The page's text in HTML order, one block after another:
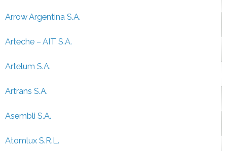
Arrow Argentina S.A.
Arteche – AIT S.A.
Artelum S.A.
Artrans S.A.
Asembli S.A.
Atomlux S.R.L.